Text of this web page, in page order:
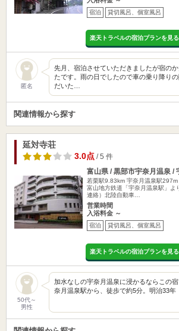
宿泊 貸切風呂、個室風呂
楽天トラベルの宿泊プランを見る
匿名
先月、宿泊させていただきましたが宿の
たです。雨の日でしたので車の乗り降り
だいた…
関連情報から探す
延対寺荘
3.0点/ 5 件
富山県 / 黒部市宇奈月温泉 /
若栗駅9.83km 宇奈月温泉駅297m
富山地方鉄道「宇奈月温泉駅」
連絡）北陸自動車…
営業時間
入浴料金 ～
宿泊 貸切風呂、個室風呂
楽天トラベルの宿泊プランを見る
50代～
男性
加水なしの宇奈月温泉に浸かるならこの
奈月温泉駅から、徒歩で約5分。明治33年